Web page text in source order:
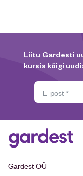
Liitu Gardesti
kursis kõigi
Gardest OÜ